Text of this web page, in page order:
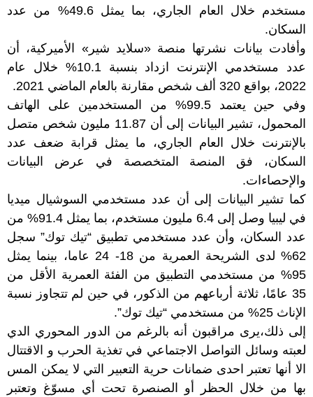
مستخدم خلال العام الجاري، بما يمثل 49.6% من عدد
السكان.
وأفادت بيانات نشرتها منصة «سلايد شير» الأميركية، أن
عدد مستخدمي الإنترنت ازداد بنسبة 10.1% خلال عام
2022، بواقع 320 ألف شخص مقارنة بالعام الماضي 2021.
وفي حين يعتمد 99.5% من المستخدمين على الهاتف
المحمول، تشير البيانات إلى أن 11.87 مليون شخص متصل
بالإنترنت خلال العام الجاري، ما يمثل قرابة ضعف عدد
السكان، فق المنصة المتخصصة في عرض البيانات
والإحصاءات.
كما تشير البيانات إلى أن عدد مستخدمي السوشيال ميديا
في ليبيا وصل إلى 6.4 مليون مستخدم، بما يمثل 91.4% من
عدد السكان، وأن عدد مستخدمي تطبيق “تيك توك” سجل
62% لدى الشريحة العمرية من 18- 24 عاما، بينما يمثل
95% من مستخدمي التطبيق من الفئة العمرية الأقل من
35 عامًا، ثلاثة أرباعهم من الذكور، في حين لم تتجاوز نسبة
الإناث 25% من مستخدمي “تيك توك”.
إلى ذلك،يرى مراقبون أنه بالرغم من الدور المحوري الدي
لعبته وسائل التواصل الاجتماعي في تغذية الحرب و الاقتتال
الا أنها تعتبر احدى ضمانات حرية التعبير التي لا يمكن المس
بها من خلال الحظر أو الصنصرة تحت أي مسوّغ وتعتبر